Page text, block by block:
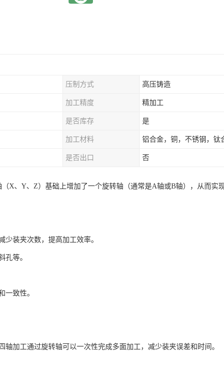
压制方式 高压铸造
加工精度 精加工
是否库存 是
加工材料 铝合金，铜，不锈钢，钛
是否出口 否
X、Y、Z）基础上增加了一个旋转轴（通常是A轴或B轴），从而实
装夹次数，提高加工效率。
孔等。
一致性。
加工通过旋转轴可以一次性完成多面加工，减少装夹误差和时间。